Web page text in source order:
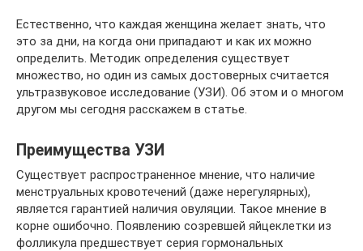
Естественно, что каждая женщина желает знать, что
это за дни, на когда они припадают и как их можно
определить. Методик определения существует
множество, но один из самых достоверных считается
ультразвуковое исследование (УЗИ). Об этом и о многом
другом мы сегодня расскажем в статье.
Преимущества УЗИ
Существует распространенное мнение, что наличие
менструальных кровотечений (даже нерегулярных),
является гарантией наличия овуляции. Такое мнение в
корне ошибочно. Появлению созревшей яйцеклетки из
фолликула предшествует серия гормональных